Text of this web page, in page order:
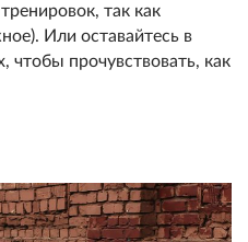
так как
Или оставайтесь в
чтобы прочувствовать, как